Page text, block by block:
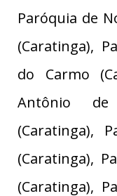
Paróquia de
(Caratinga),
do Carmo
Antônio
(Caratinga),
(Caratinga),
(Caratinga),